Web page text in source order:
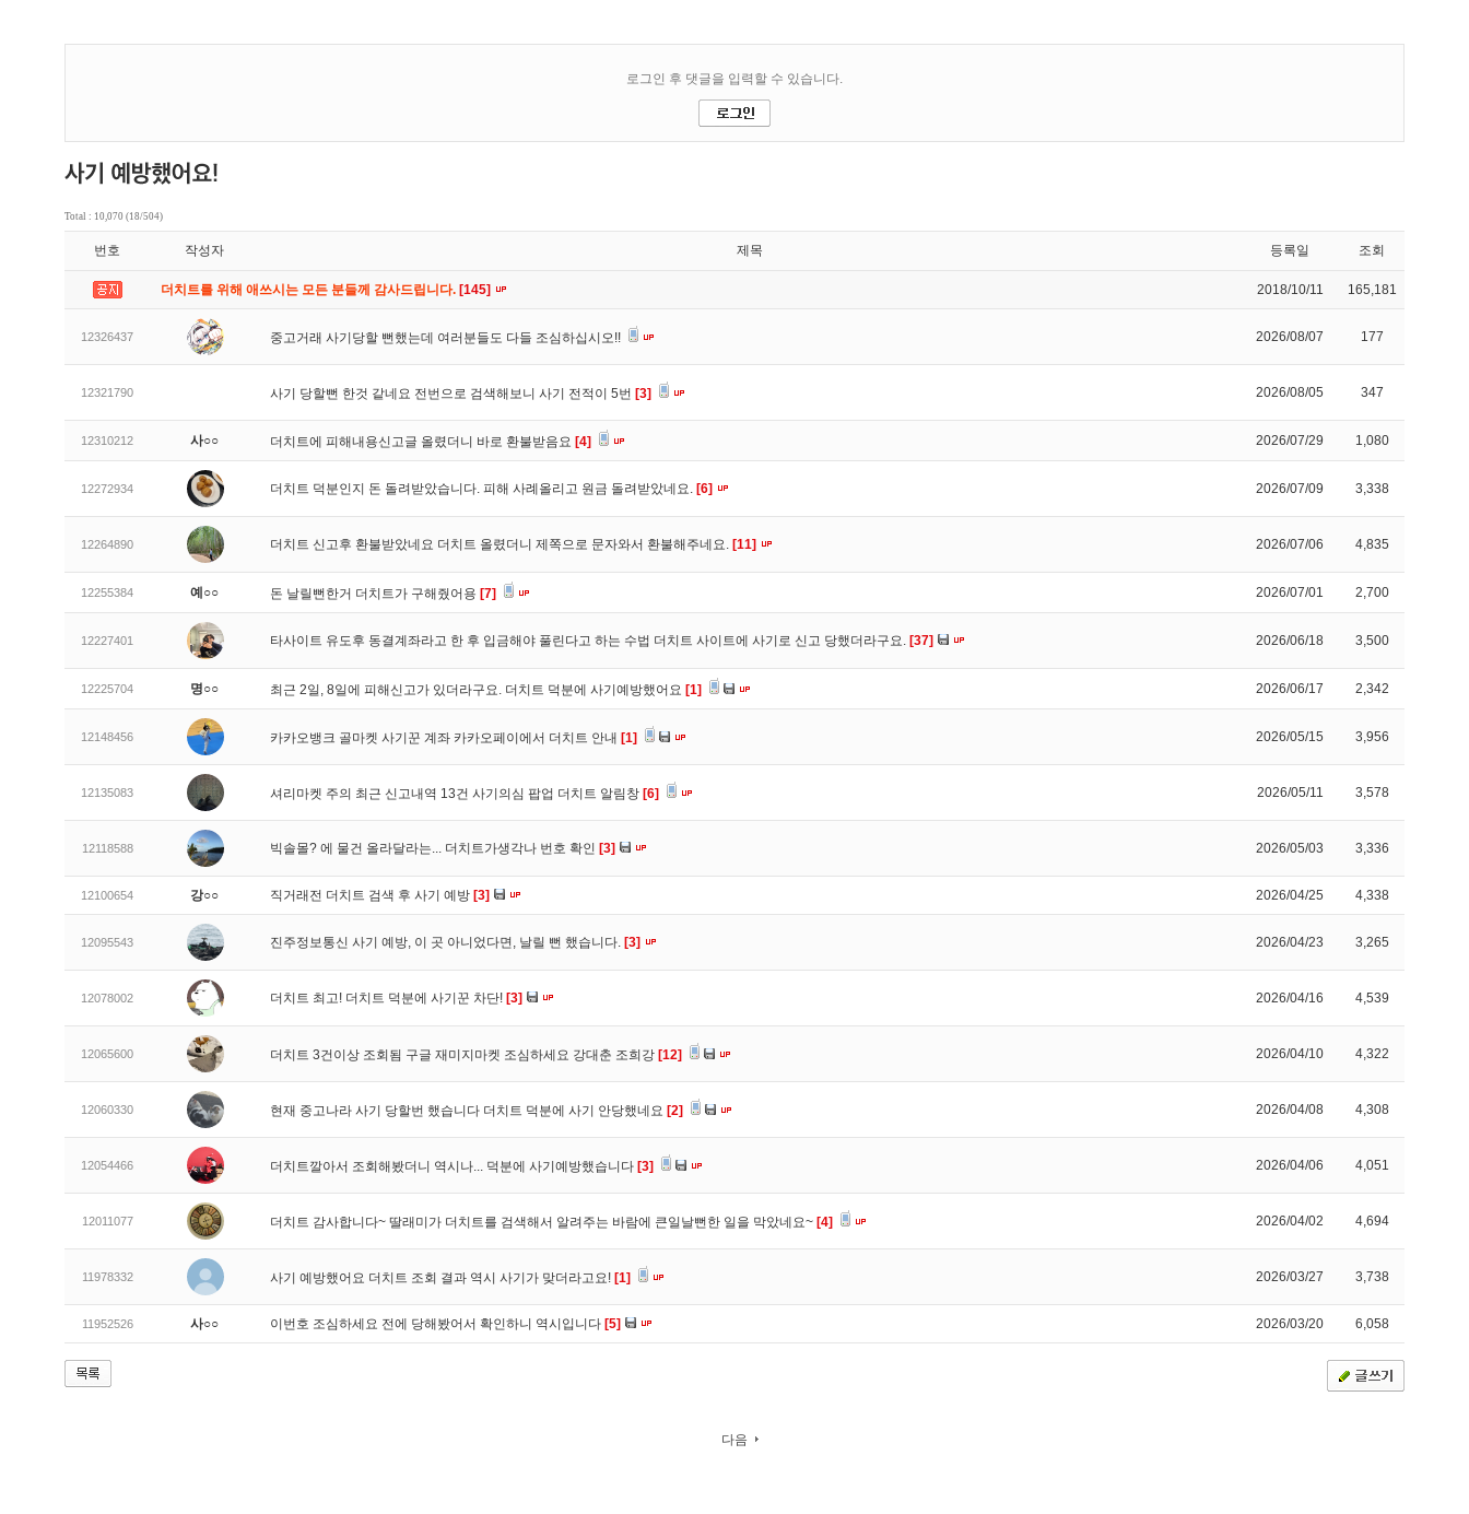
Total : 10,070 (18/504)
번호 작성자 제목 등록일 조회
더치트를 위해 애쓰시는 모든 분들께 감사드립니다. [145] 2018/10/11 165,181
12326437 중고거래 사기당할 뻔했는데 여러분들도 다들 조심하십시오!! 2026/08/07 177
12321790 사기 당할뻔 한것 같네요 전번으로 검색해보니 사기 전적이 5번 [3] 2026/08/05 347
12310212 사○○ 더치트에 피해내용신고글 올렸더니 바로 환불받음요 [4] 2026/07/29 1,080
12272934 더치트 덕분인지 돈 돌려받았습니다. 피해 사례올리고 원금 돌려받았네요. [6] 2026/07/09 3,338
12264890 더치트 신고후 환불받았네요 더치트 올렸더니 제쪽으로 문자와서 환불해주네요. [11] 2026/07/06 4,835
12255384 예○○ 돈 날릴뻔한거 더치트가 구해줬어용 [7] 2026/07/01 2,700
12227401 타사이트 유도후 동결계좌라고 한 후 입금해야 풀린다고 하는 수법 더치트 사이트에 사기로 신고 당했더라구요. [37] 2026/06/18 3,500
12225704 명○○ 최근 2일, 8일에 피해신고가 있더라구요. 더치트 덕분에 사기예방했어요 [1] 2026/06/17 2,342
12148456 카카오뱅크 골마켓 사기꾼 계좌 카카오페이에서 더치트 안내 [1] 2026/05/15 3,956
12135083 셔리마켓 주의 최근 신고내역 13건 사기의심 팝업 더치트 알림창 [6] 2026/05/11 3,578
12118588 빅솔몰? 에 물건 올라달라는... 더치트가생각나 번호 확인 [3] 2026/05/03 3,336
12100654 강○○ 직거래전 더치트 검색 후 사기 예방 [3] 2026/04/25 4,338
12095543 진주정보통신 사기 예방, 이 곳 아니었다면, 날릴 뻔 했습니다. [3] 2026/04/23 3,265
12078002 더치트 최고! 더치트 덕분에 사기꾼 차단! [3] 2026/04/16 4,539
12065600 더치트 3건이상 조회됨 구글 재미지마켓 조심하세요 강대춘 조희강 [12] 2026/04/10 4,322
12060330 현재 중고나라 사기 당할번 했습니다 더치트 덕분에 사기 안당했네요 [2] 2026/04/08 4,308
12054466 더치트깔아서 조회해봤더니 역시나... 덕분에 사기예방했습니다 [3] 2026/04/06 4,051
12011077 더치트 감사합니다~ 딸래미가 더치트를 검색해서 알려주는 바람에 큰일날뻔한 일을 막았네요~ [4] 2026/04/02 4,694
11978332 사기 예방했어요 더치트 조회 결과 역시 사기가 맞더라고요! [1] 2026/03/27 3,738
11952526 사○○ 이번호 조심하세요 전에 당해봤어서 확인하니 역시입니다 [5] 2026/03/20 6,058
다음